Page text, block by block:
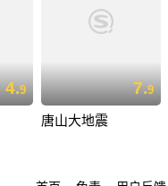
4.9 7.9
唐山大地震